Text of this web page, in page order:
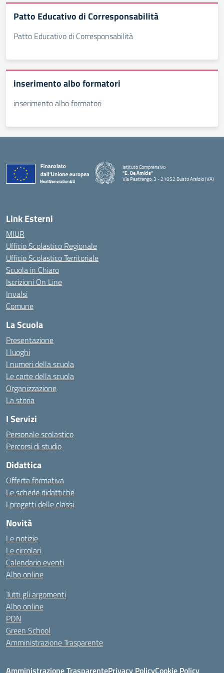
Patto Educativo di Corresponsabilità
Patto Educativo di Corresponsabilità
inserimento albo formatori
inserimento albo formatori
Istituto Comprensivo
"E. De Amicis"
Via Pastrengo, 3 - 21052 Busto Arsizio (VA)
Link Esterni
MIUR
Ufficio Scolastico Regionale
Ufficio Scolastico Territoriale
Scuola in Chiaro
Iscrizioni On Line
Invalsi
Comune
La Scuola
Presentazione
I luoghi
I numeri della scuola
Le carte della scuola
Organizzazione
La storia
I Servizi
Personale scolastico
Percorsi di studio
Didattica
Offerta formativa
Le schede didattiche
I progetti delle classi
Novità
Le notizie
Le circolari
Calendario eventi
Albo online
Tutti gli argomenti
Albo online
PON
Green School
Amministrazione Trasparente
Amministrazione TrasparentePrivacy PolicyCookie Policy